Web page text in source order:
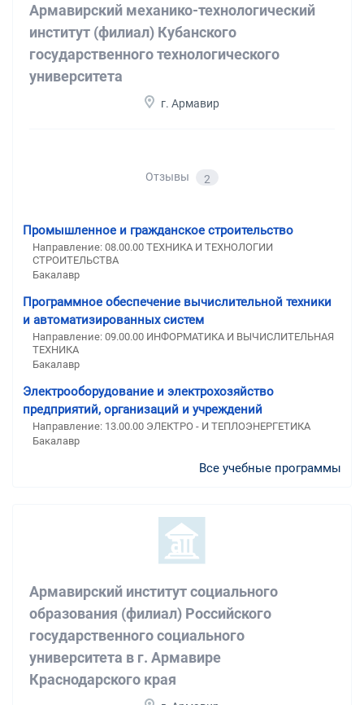
Армавирский механико-технологический
институт (филиал) Кубанского
государственного технологического
университета
г. Армавир
Отзывы 2
Промышленное и гражданское строительство
Направление: 08.00.00 ТЕХНИКА И ТЕХНОЛОГИИ
СТРОИТЕЛЬСТВА
Бакалавр
Программное обеспечение вычислительной техники
и автоматизированных систем
Направление: 09.00.00 ИНФОРМАТИКА И ВЫЧИСЛИТЕЛЬНАЯ
ТЕХНИКА
Бакалавр
Электрооборудование и электрохозяйство
предприятий, организаций и учреждений
Направление: 13.00.00 ЭЛЕКТРО - И ТЕПЛОЭНЕРГЕТИКА
Бакалавр
Все учебные программы
Армавирский институт социального
образования (филиал) Российского
государственного социального
университета в г. Армавире
Краснодарского края